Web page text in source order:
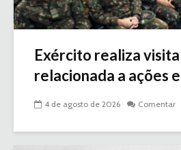
Exército realiza
relacionada a ações
4 de agosto de 2026 Comentar